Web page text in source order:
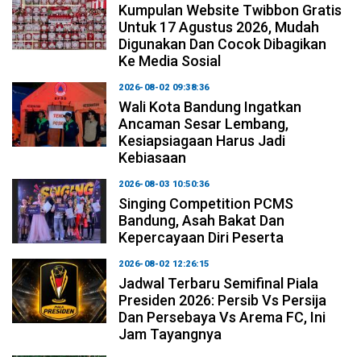
Kumpulan Website Twibbon Gratis
Untuk 17 Agustus 2026, Mudah
Digunakan Dan Cocok Dibagikan
Ke Media Sosial
2026-08-02 09:38:36
Wali Kota Bandung Ingatkan
Ancaman Sesar Lembang,
Kesiapsiagaan Harus Jadi
Kebiasaan
2026-08-03 10:50:36
Singing Competition PCMS
Bandung, Asah Bakat Dan
Kepercayaan Diri Peserta
2026-08-02 12:26:15
Jadwal Terbaru Semifinal Piala
Presiden 2026: Persib Vs Persija
Dan Persebaya Vs Arema FC, Ini
Jam Tayangnya